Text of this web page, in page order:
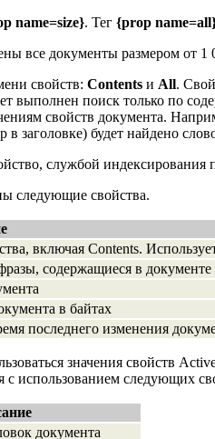
name=size}. Тег {prop
все документы размером от
свойств: Contents и All.
выполнен поиск только по
свойств документа.
в заголовке) будет найдено
службой
следующие свойства.
включая Contents.
содержащиеся в документе
в байтах
последнего изменения
значения свойств
с использованием следующих
документа